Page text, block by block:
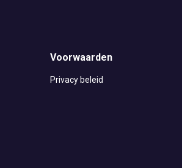
Voorwaarden
Privacy beleid